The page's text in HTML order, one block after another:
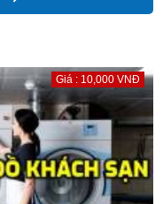
Giá : 10,000 VNĐ